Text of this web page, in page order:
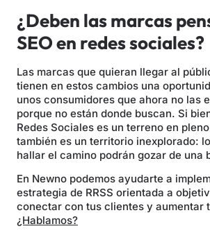
¿Deben las marcas
SEO en redes sociales?
Las marcas que quieran llegar al
tienen en estos cambios una
unos consumidores que ahora no las
porque no están donde buscan. Si
Redes Sociales es un terreno en
también es un territorio inexplorado:
hallar el camino podrán gozar de una
En Newno podemos ayudarte a
estrategia de RRSS orientada a
conectar con tus clientes y aumentar
¿Hablamos?